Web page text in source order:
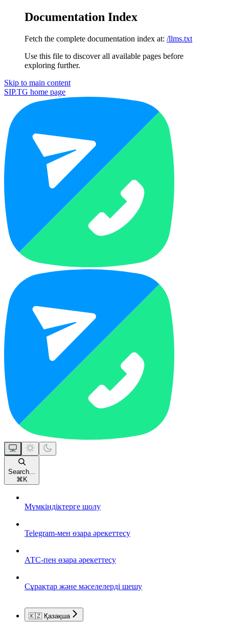
Documentation Index
Fetch the complete documentation index at: /llms.txt
Use this file to discover all available pages before
exploring further.
Skip to main content
SIP.TG home page
Search...
⌘ K
Мүмкіндіктерге шолу
Telegram-мен өзара әрекеттесу
АТС-пен өзара әрекеттесу
Сұрақтар және мәселелерді шешу
🇰🇿 Қазақша